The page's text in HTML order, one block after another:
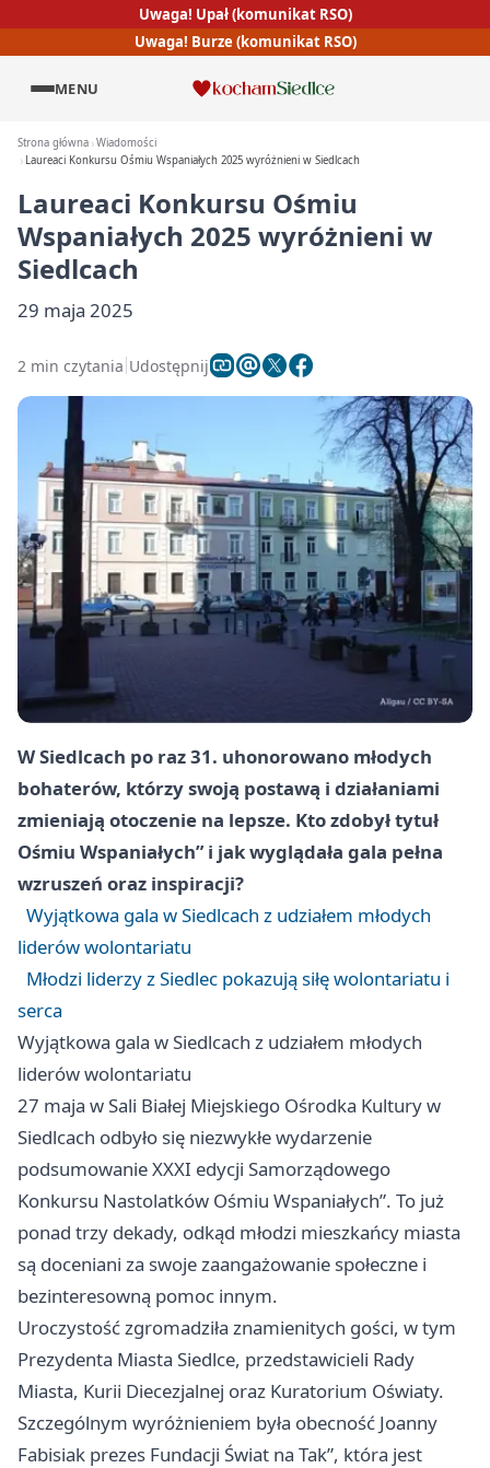
Uwaga! Upał (komunikat RSO)
Uwaga! Burze (komunikat RSO)
MENU
Strona główna Wiadomości
Laureaci Konkursu Ośmiu Wspaniałych 2025 wyróżnieni w Siedlcach
Laureaci Konkursu Ośmiu
Wspaniałych 2025 wyróżnieni w
Siedlcach
29 maja 2025
2 min czytania Udostępnij
W Siedlcach po raz 31. uhonorowano młodych
bohaterów, którzy swoją postawą i działaniami
zmieniają otoczenie na lepsze. Kto zdobył tytuł
Ośmiu Wspaniałych” i jak wyglądała gala pełna
wzruszeń oraz inspiracji?
Wyjątkowa gala w Siedlcach z udziałem młodych
liderów wolontariatu
Młodzi liderzy z Siedlec pokazują siłę wolontariatu i
serca
Wyjątkowa gala w Siedlcach z udziałem młodych
liderów wolontariatu
27 maja w Sali Białej Miejskiego Ośrodka Kultury w
Siedlcach odbyło się niezwykłe wydarzenie
podsumowanie XXXI edycji Samorządowego
Konkursu Nastolatków Ośmiu Wspaniałych”. To już
ponad trzy dekady, odkąd młodzi mieszkańcy miasta
są doceniani za swoje zaangażowanie społeczne i
bezinteresowną pomoc innym.
Uroczystość zgromadziła znamienitych gości, w tym
Prezydenta Miasta Siedlce, przedstawicieli Rady
Miasta, Kurii Diecezjalnej oraz Kuratorium Oświaty.
Szczególnym wyróżnieniem była obecność Joanny
Fabisiak prezes Fundacji Świat na Tak”, która jest